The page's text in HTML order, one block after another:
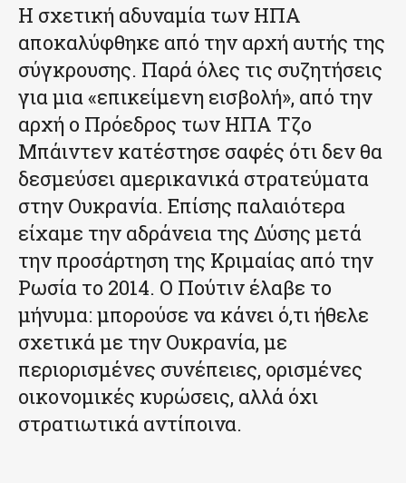
Η σχετική αδυναμία των ΗΠΑ
αποκαλύφθηκε από την αρχή αυτής της
σύγκρουσης. Παρά όλες τις συζητήσεις
για μια «επικείμενη εισβολή», από την
αρχή ο Πρόεδρος των ΗΠΑ Τζο
Μπάιντεν κατέστησε σαφές ότι δεν θα
δεσμεύσει αμερικανικά στρατεύματα
στην Ουκρανία. Επίσης παλαιότερα
είχαμε την αδράνεια της Δύσης μετά
την προσάρτηση της Κριμαίας από την
Ρωσία το 2014. Ο Πούτιν έλαβε το
μήνυμα: μπορούσε να κάνει ό,τι ήθελε
σχετικά με την Ουκρανία, με
περιορισμένες συνέπειες, ορισμένες
οικονομικές κυρώσεις, αλλά όχι
στρατιωτικά αντίποινα.